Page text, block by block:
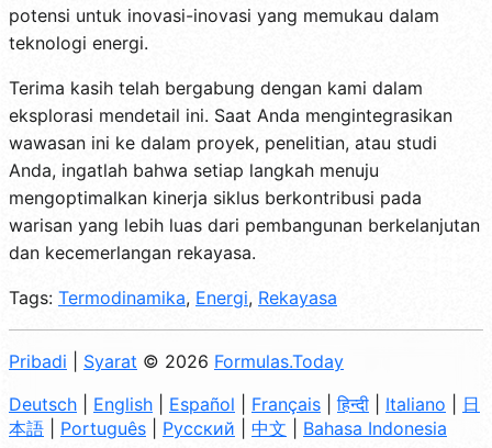
potensi untuk inovasi-inovasi yang memukau dalam
teknologi energi.
Terima kasih telah bergabung dengan kami dalam
eksplorasi mendetail ini. Saat Anda mengintegrasikan
wawasan ini ke dalam proyek, penelitian, atau studi
Anda, ingatlah bahwa setiap langkah menuju
mengoptimalkan kinerja siklus berkontribusi pada
warisan yang lebih luas dari pembangunan berkelanjutan
dan kecemerlangan rekayasa.
Tags: Termodinamika, Energi, Rekayasa
Pribadi Syarat © 2026 Formulas.Today
Deutsch
English Español Français |हिन्दी Italiano
日
本語
Português Русский 中文 Bahasa Indonesia